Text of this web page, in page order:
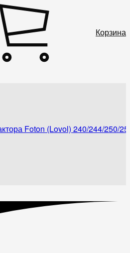
Корзина
Foton (Lovol) 240/244/250/